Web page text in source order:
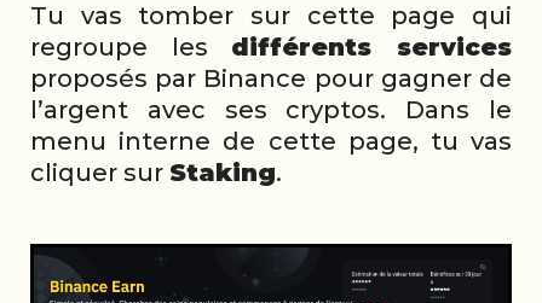
Tu vas tomber sur cette page qui
regroupe les différents services
proposés par Binance pour gagner de
l’argent avec ses cryptos. Dans le
menu interne de cette page, tu vas
cliquer sur Staking.